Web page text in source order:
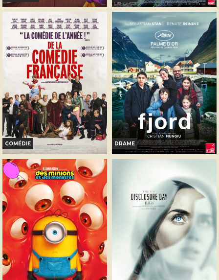
TOY STORY 5
Horaires et Infos
Bande-annonce
Réservation
TOUT PUBLIC
SOUDAIN
Horaires et Infos
Bande-annonce
Réservation
TOUT PUBLIC
COMÉDIE
DE LA COMÉDIE-FRANÇAISE
Horaires et Infos
Bande-annonce
Réservation
TOUT PUBLIC
DRAME
Horaires et Infos
Bande-annonce
Réservation
TOUT PUBLIC